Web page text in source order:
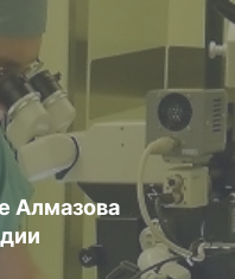
Алмазова